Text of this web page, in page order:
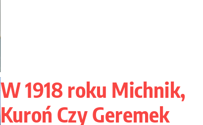
W 1918 roku Michnik,
Kuroń Czy Geremek